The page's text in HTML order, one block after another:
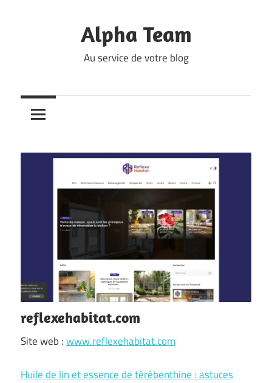
Alpha Team
Au service de votre blog
reflexehabitat.com
Site web :www.reflexehabitat.com
Huile de lin et essence de térébenthine : astuces